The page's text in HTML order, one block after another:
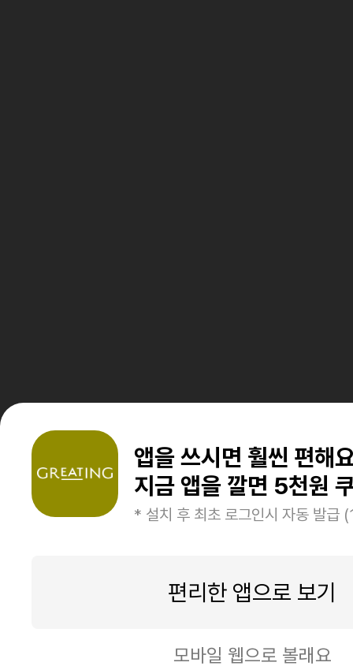
앱을 쓰시면 훨씬 편해
지금 앱을 깔면 5천원
* 설치 후 최초 로그인시 자동 발급
편리한 앱으로 보기
모바일 웹으로 볼래요